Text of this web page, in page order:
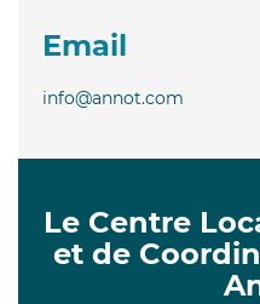
Email
info@annot.com
Le Centre
et de